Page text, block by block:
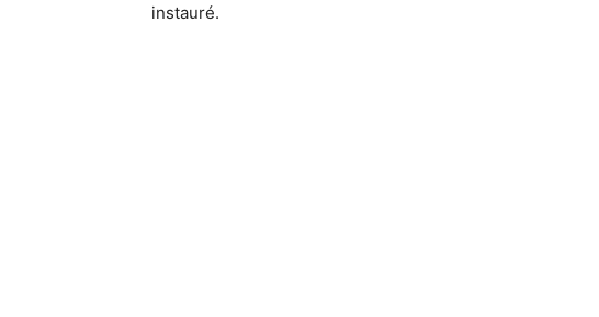
instauré.